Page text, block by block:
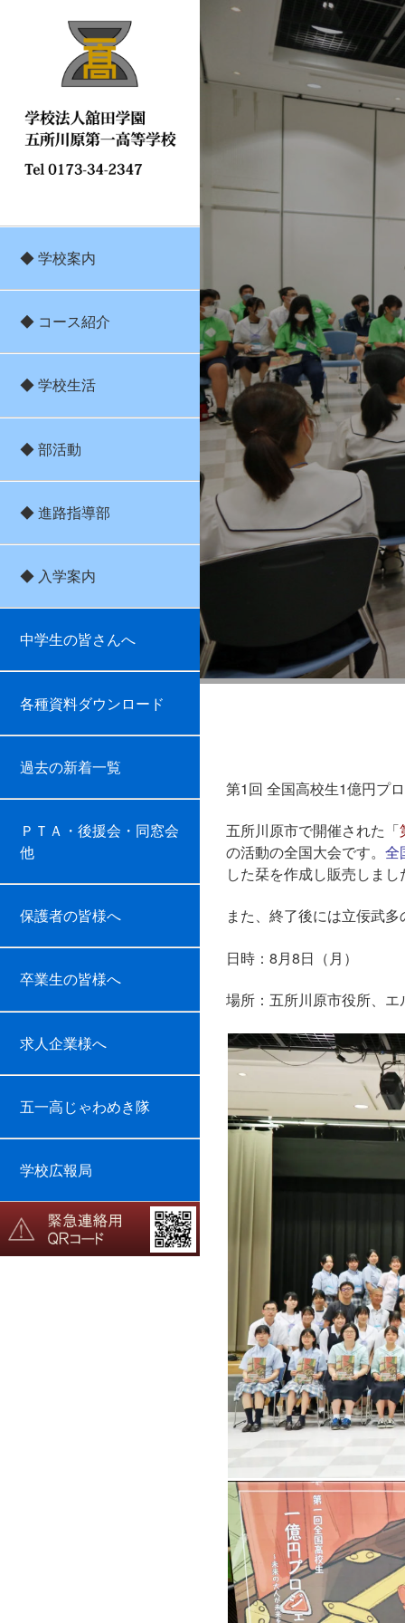
◆ 学校案内
◆ コース紹介
◆ 学校生活
◆ 部活動
◆ 進路指導部
◆ 入学案内
中学生の皆さんへ
各種資料ダウンロード
過去の新着一覧
ＰＴＡ・後援会・同窓会
他
保護者の皆様へ
卒業生の皆様へ
求人企業様へ
五一高じゃわめき隊
学校広報局
1億
第1回 全国高校生1億円プ
五所川原市で開催された「
の活動の全国大会です。全
した栞を作成し販売しま
また、終了後には立佞武
日時：8月8日（月）
場所：五所川原市役所、